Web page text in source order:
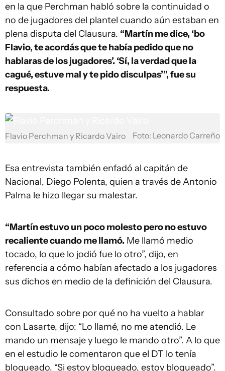
en la que Perchman habló sobre la continuidad o
no de jugadores del plantel cuando aún estaban en
plena disputa del Clausura. “Martín me dice, ‘bo
Flavio, te acordás que te había pedido que no
hablaras de los jugadores’. ‘Sí, la verdad que la
cagué, estuve mal y te pido disculpas’”, fue su
respuesta.
Flavio Perchman y Ricardo Vairo Foto: Leonardo Carreño
Esa entrevista también enfadó al capitán de
Nacional, Diego Polenta, quien a través de Antonio
Palma le hizo llegar su malestar.
“Martín estuvo un poco molesto pero no estuvo
recaliente cuando me llamó. Me llamó medio
tocado, lo que lo jodió fue lo otro”, dijo, en
referencia a cómo habían afectado a los jugadores
sus dichos en medio de la definición del Clausura.
Consultado sobre por qué no ha vuelto a hablar
con Lasarte, dijo: “Lo llamé, no me atendió. Le
mando un mensaje y luego le mando otro”. A lo que
en el estudio le comentaron que el DT lo tenía
bloqueado. “Si estoy bloqueado, estoy bloqueado”.